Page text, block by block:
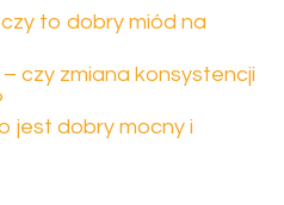
to dobry miód na
czy zmiana konsystencji
jest dobry mocny i